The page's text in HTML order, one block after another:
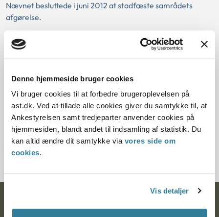
Denne hjemmeside bruger cookies
Vi bruger cookies til at forbedre brugeroplevelsen på
ast.dk. Ved at tillade alle cookies giver du samtykke til, at
Ankestyrelsen samt tredjeparter anvender cookies på
hjemmesiden, blandt andet til indsamling af statistik. Du
kan altid ændre dit samtykke via vores side om
cookies.
Vis detaljer
Nævnet besluttede i juni 2012 at stadfæste samrådets
afgørelse.
Nævnet bemærkede, at man var opmærksom på, at
ansøgerne foretog private udtræk i firmaet. Nævnet fandt
foreliggende oplysinger fremtrådte så usikker, at der på
nuværende tidspunkt ikke var tilstrækkelig sikkerhed for, at
ansøgerne opfyldte de økonomiske betingelser for at blive
godkendt til adoption. Efter godkendelsesbekendtgørelsen
er det et krav, at ansøgere har forsvarlige økonomiske
forhold (§ 8, stk. 3). Hermed menes en økonomi, der giver
plads til forsørgelse af en familie efter modtagelsen af et
adoptivbarn.